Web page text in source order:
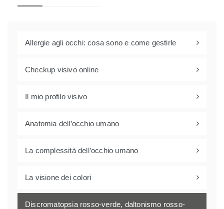
Allergie agli occhi: cosa sono e come gestirle
Checkup visivo online
Il mio profilo visivo
Anatomia dell’occhio umano
La complessità dell’occhio umano
La visione dei colori
Discromatopsia rosso-verde, daltonismo rosso-